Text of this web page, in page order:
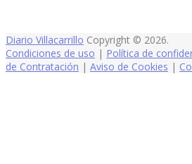
Diario Villacarrillo Copyright © 2026.
Condiciones de uso | Política de
de Contratación | Aviso de Cookies |